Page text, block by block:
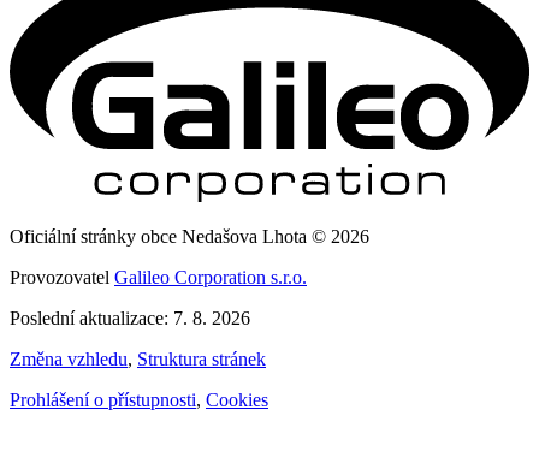
Oficiální stránky obce Nedašova Lhota © 2026
Provozovatel Galileo Corporation s.r.o.
Poslední aktualizace: 7. 8. 2026
Změna vzhledu, Struktura stránek
Prohlášení o přístupnosti, Cookies